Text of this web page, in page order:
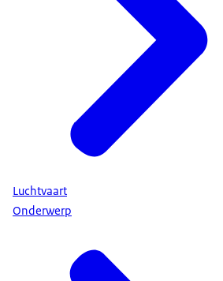
Luchtvaart
Onderwerp